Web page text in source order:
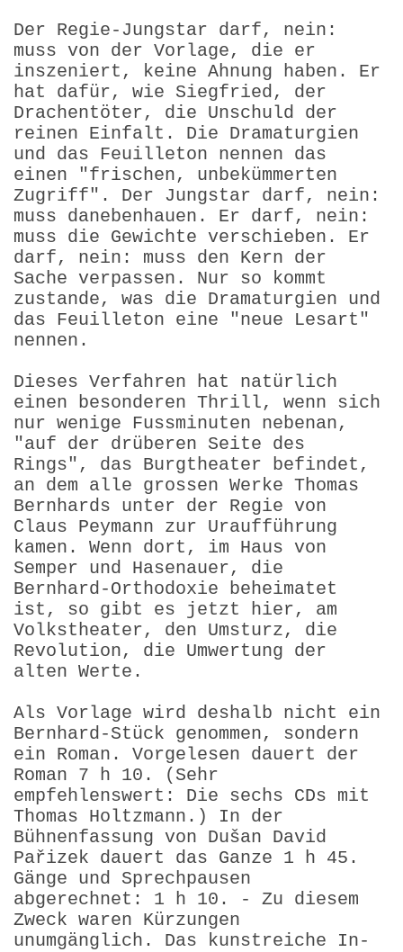
Der Regie-Jungstar darf, nein:
muss von der Vorlage, die er
inszeniert, keine Ahnung haben. Er
hat dafür, wie Siegfried, der
Drachentöter, die Unschuld der
reinen Einfalt. Die Dramaturgien
und das Feuilleton nennen das
einen "frischen, unbekümmerten
Zugriff". Der Jungstar darf, nein:
muss danebenhauen. Er darf, nein:
muss die Gewichte verschieben. Er
darf, nein: muss den Kern der
Sache verpassen. Nur so kommt
zustande, was die Dramaturgien und
das Feuilleton eine "neue Lesart"
nennen.
Dieses Verfahren hat natürlich
einen besonderen Thrill, wenn sich
nur wenige Fussminuten nebenan,
"auf der drüberen Seite des
Rings", das Burgtheater befindet,
an dem alle grossen Werke Thomas
Bernhards unter der Regie von
Claus Peymann zur Uraufführung
kamen. Wenn dort, im Haus von
Semper und Hasenauer, die
Bernhard-Orthodoxie beheimatet
ist, so gibt es jetzt hier, am
Volkstheater, den Umsturz, die
Revolution, die Umwertung der
alten Werte.
Als Vorlage wird deshalb nicht ein
Bernhard-Stück genommen, sondern
ein Roman. Vorgelesen dauert der
Roman 7 h 10. (Sehr
empfehlenswert: Die sechs CDs mit
Thomas Holtzmann.) In der
Bühnenfassung von Dušan David
Pařizek dauert das Ganze 1 h 45.
Gänge und Sprechpausen
abgerechnet: 1 h 10. - Zu diesem
Zweck waren Kürzungen
unumgänglich. Das kunstreiche In-